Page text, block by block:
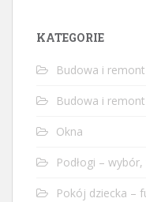
KATEGORIE
Budowa i remont
Budowa i remont
Okna
Podłogi –
Pokój dziecka –